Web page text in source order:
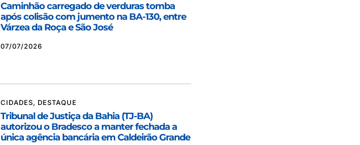
Caminhão carregado de verduras tomba
após colisão com jumento na BA-130, entre
Várzea da Roça e São José
07/07/2026
CIDADES, DESTAQUE
Tribunal de Justiça da Bahia (TJ-BA)
autorizou o Bradesco a manter fechada a
única agência bancária em Caldeirão Grande